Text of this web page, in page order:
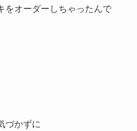
をオーダーしちゃったんで
づかずに